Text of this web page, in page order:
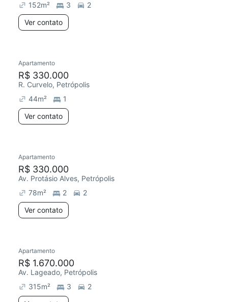
152m² 3
2
Ver contato
Apartamento
R$ 330.000
R. Curvelo, Petrópolis
44m²
1
Ver contato
Apartamento
R$ 330.000
Av. Protásio Alves, Petrópolis
78m² 2
2
Ver contato
Apartamento
R$ 1.670.000
Av. Lageado, Petrópolis
315m² 3
2